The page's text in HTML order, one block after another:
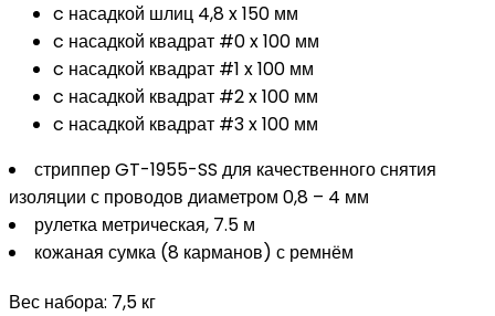
c насадкой шлиц 4,8 x 150 мм
c насадкой квадрат #0 x 100 мм
c насадкой квадрат #1 x 100 мм
c насадкой квадрат #2 x 100 мм
c насадкой квадрат #3 x 100 мм
стриппер GT-1955-SS для качественного снятия
изоляции с проводов диаметром 0,8 – 4 мм
рулетка метрическая, 7.5 м
кожаная сумка (8 карманов) с ремнём
Вес набора: 7,5 кг